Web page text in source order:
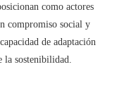
como actores
compromiso social y
de adaptación
la sostenibilidad.